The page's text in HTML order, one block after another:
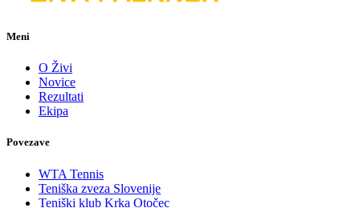
Meni
O Živi
Novice
Rezultati
Ekipa
Povezave
WTA Tennis
Teniška zveza Slovenije
Teniški klub Krka Otočec